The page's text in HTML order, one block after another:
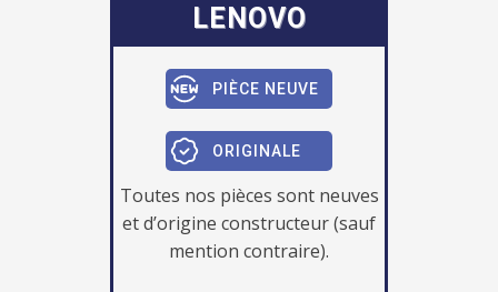
LENOVO
PIÈCE NEUVE
ORIGINALE
Toutes nos pièces sont neuves
et d’origine constructeur (sauf
mention contraire).